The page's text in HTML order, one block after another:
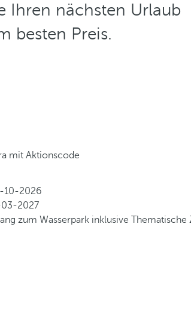
Ihren nächsten Urlaub
besten Preis.
mit Aktionscode
10-2026
2027
zum Wasserpark inklusive Thematische